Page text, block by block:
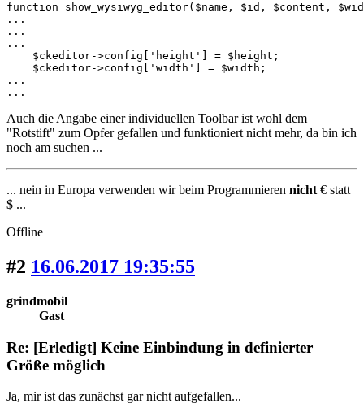
function show_wysiwyg_editor($name, $id, $content,
...
...
...
    $ckeditor->config['height'] = $height;
    $ckeditor->config['width'] = $width;
...
...
Auch die Angabe einer individuellen Toolbar ist wohl dem
"Rotstift" zum Opfer gefallen und funktioniert nicht mehr, da bin ich
noch am suchen ...
... nein in Europa verwenden wir beim Programmieren nicht € statt
$ ...
Offline
#2 16.06.2017 19:35:55
grindmobil
Gast
Re: [Erledigt] Keine Einbindung in definierter
Größe möglich
Ja, mir ist das zunächst gar nicht aufgefallen...